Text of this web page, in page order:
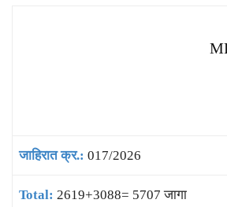
जाहिरात क्र.: 017/2026
Total: 2619+3088= 5707 जागा